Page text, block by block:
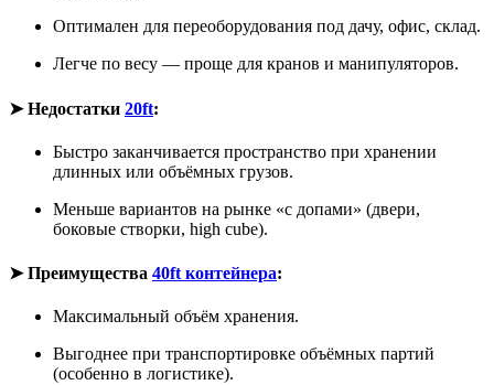
Оптимален для переоборудования под дачу, офис, склад.
Легче по весу — проще для кранов и манипуляторов.
➤ Недостатки 20ft:
Быстро заканчивается пространство при хранении
длинных или объёмных грузов.
Меньше вариантов на рынке «с допами» (двери,
боковые створки, high cube).
➤ Преимущества 40ft контейнера:
Максимальный объём хранения.
Выгоднее при транспортировке объёмных партий
(особенно в логистике).